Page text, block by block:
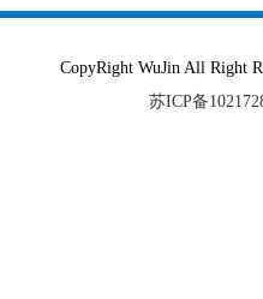
CopyRight WuJin All
苏ICP备